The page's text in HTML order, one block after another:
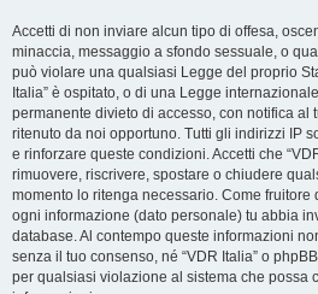
Accetti di non inviare alcun tipo di offesa,
minaccia, messaggio a sfondo sessuale, o
può violare una qualsiasi Legge del proprio
Italia” è ospitato, o di una Legge
permanente divieto di accesso, con notifica al
ritenuto da noi opportuno. Tutti gli indirizzi IP
e rinforzare queste condizioni. Accetti che
rimuovere, riscrivere, spostare o chiudere
momento lo ritenga necessario. Come fruitore
ogni informazione (dato personale) tu abbia
database. Al contempo queste informazioni
senza il tuo consenso, né “VDR Italia” o
per qualsiasi violazione al sistema che possa